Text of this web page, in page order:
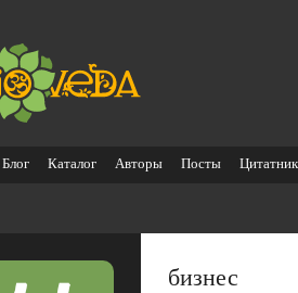
Блог Каталог Авторы Посты Цитатник
бизнес